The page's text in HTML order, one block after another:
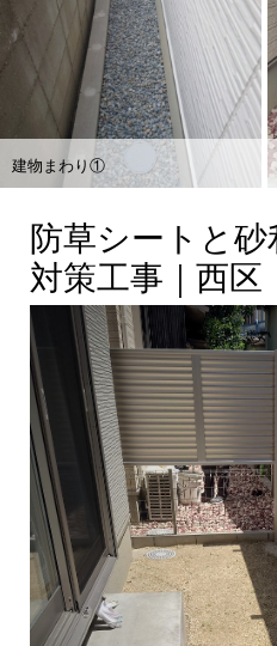
建物まわり①
防草シートと
対策工事｜西区